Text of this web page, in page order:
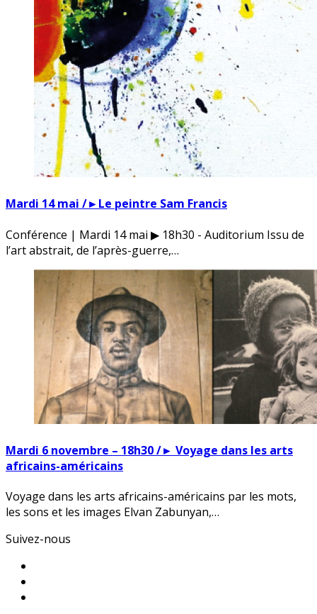
Mardi 14 mai /►Le peintre Sam Francis
Conférence | Mardi 14 mai ▶ 18h30 - Auditorium Issu de
l’art abstrait, de l’après-guerre,…
Mardi 6 novembre – 18h30 /► Voyage dans les arts
africains-américains
Voyage dans les arts africains-américains par les mots,
les sons et les images Elvan Zabunyan,…
Suivez-nous